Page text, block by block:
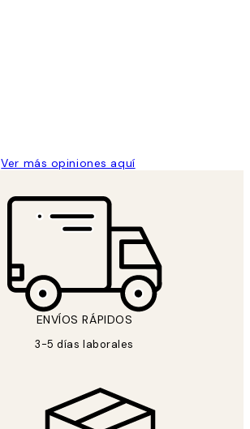
Ver más opiniones aquí
ENVÍOS RÁPIDOS
3-5 días laborales